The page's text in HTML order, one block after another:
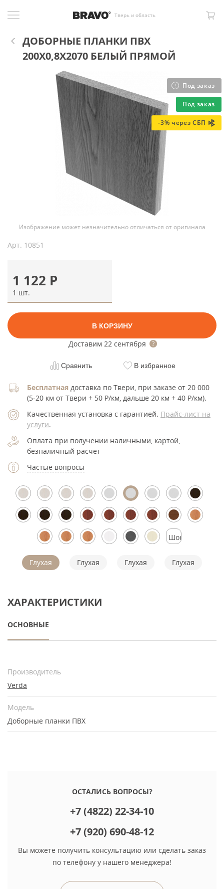
Тверь и область
ДОБОРНЫЕ ПЛАНКИ ПВХ
200X0,8X2070 БЕЛЫЙ ПРЯМОЙ
Под заказ
Под заказ
-3% через СБП
Изображение может незначительно отличаться от оригинала
Арт. 10851
1 122 Р
1 шт.
В КОРЗИНУ
Доставим 22 сентября
Сравнить В избранное
Бесплатная доставка по Твери, при заказе от 20 000
(5-20 км от Твери + 50 Р/км, дальше 20 км + 40 Р/км).
Качественная установка с гарантией. Прайс-лист на
услуги.
Оплата при получении наличными, картой,
безналичный расчет
Частые вопросы
Шоколад
Глухая Глухая Глухая Глухая
ХАРАКТЕРИСТИКИ
ОСНОВНЫЕ
Производитель
Verda
Модель
Доборные планки ПВХ
ОСТАЛИСЬ ВОПРОСЫ?
+7 (4822) 22-34-10
+7 (920) 690-48-12
Вы можете получить консультацию или сделать заказ
по телефону у нашего менеджера!